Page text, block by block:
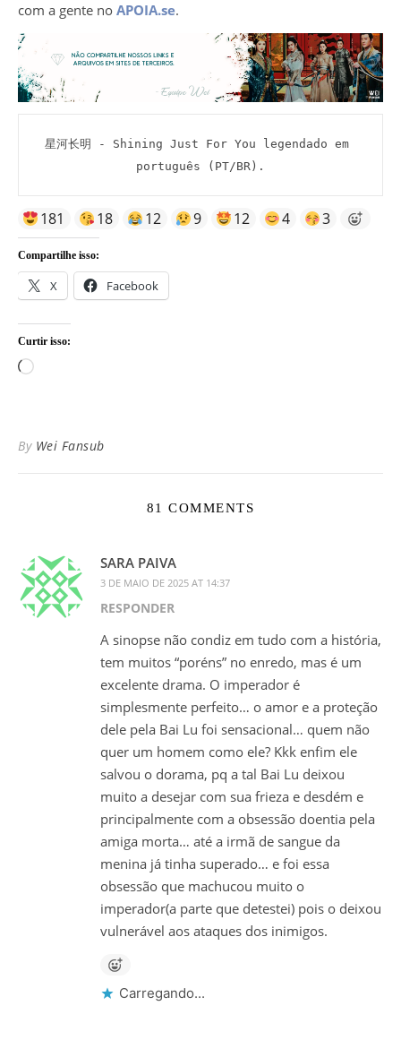
com a gente no APOIA.se.
星河长明 - Shining Just For You legendado em
português (PT/BR).
181 18 12 9 12 4 3
Compartilhe isso:
X Facebook
Curtir isso:
Carregando...
By Wei Fansub
81 COMMENTS
SARA PAIVA
3 DE MAIO DE 2025 AT 14:37
RESPONDER
A sinopse não condiz em tudo com a história,
tem muitos “poréns” no enredo, mas é um
excelente drama. O imperador é
simplesmente perfeito… o amor e a proteção
dele pela Bai Lu foi sensacional… quem não
quer um homem como ele? Kkk enfim ele
salvou o dorama, pq a tal Bai Lu deixou
muito a desejar com sua frieza e desdém e
principalmente com a obsessão doentia pela
amiga morta… até a irmã de sangue da
menina já tinha superado… e foi essa
obsessão que machucou muito o
imperador(a parte que detestei) pois o deixou
vulnerável aos ataques dos inimigos.
Carregando...